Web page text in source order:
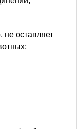
не оставляет